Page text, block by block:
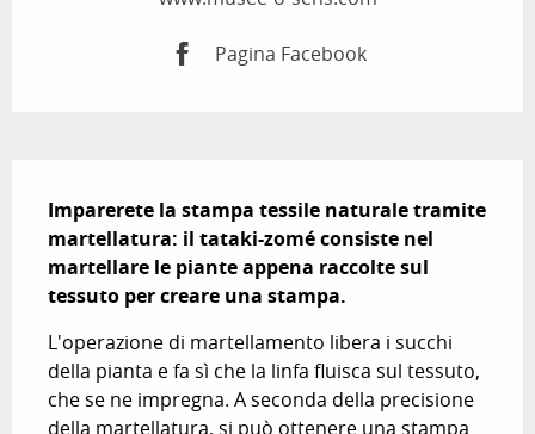
Pagina Facebook
Imparerete la stampa tessile naturale tramite
martellatura: il tataki-zomé consiste nel
martellare le piante appena raccolte sul
tessuto per creare una stampa.
L'operazione di martellamento libera i succhi
della pianta e fa sì che la linfa fluisca sul tessuto,
che se ne impregna. A seconda della precisione
della martellatura, si può ottenere una stampa